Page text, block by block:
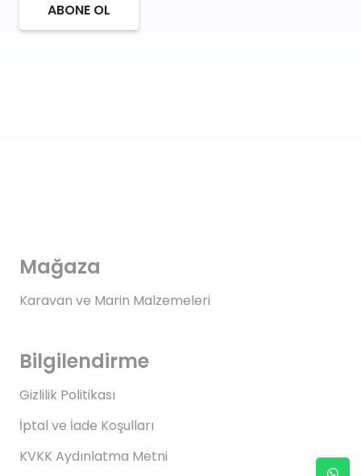
ABONE OL
Mağaza
Karavan ve Marin Malzemeleri
Bilgilendirme
Gizlilik Politikası
İptal ve İade Koşulları
KVKK Aydınlatma Metni